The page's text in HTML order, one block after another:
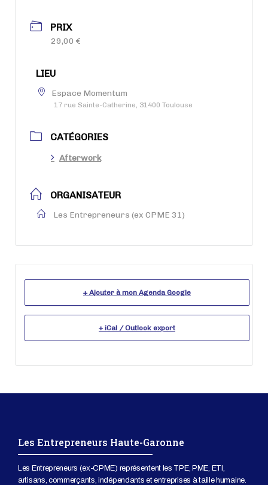
PRIX
29,00 €
LIEU
Espace Momentum
17 rue Sainte-Catherine, 31400 Toulouse
CATÉGORIES
Afterwork
ORGANISATEUR
Les Entrepreneurs (ex CPME 31)
+ Ajouter à mon Agenda Google
+ iCal / Outlook export
Les Entrepreneurs Haute-Garonne
Les Entrepreneurs (ex-CPME) représentent les TPE, PME, ETI,
artisans, commerçants, indépendants et entreprises à taille humaine.